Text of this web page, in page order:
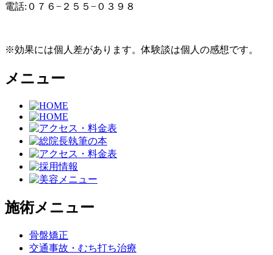
電話:０７６−２５５−０３９８
※効果には個人差があります。体験談は個人の感想です。
メニュー
施術メニュー
骨盤矯正
交通事故・むち打ち治療